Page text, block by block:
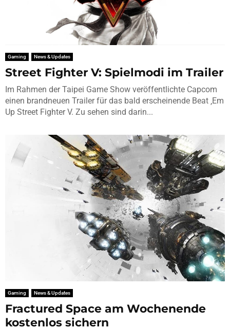
Gaming News & Updates
Street Fighter V: Spielmodi im Trailer
Im Rahmen der Taipei Game Show veröffentlichte Capcom
einen brandneuen Trailer für das bald erscheinende Beat ‚Em
Up Street Fighter V. Zu sehen sind darin...
Gaming News & Updates
Fractured Space am Wochenende
kostenlos sichern